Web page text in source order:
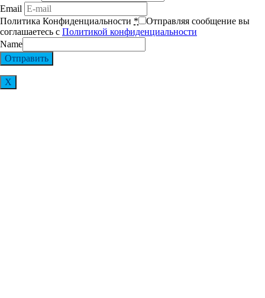
Email
Политика Конфиденциальности *
Отправляя сообщение вы
соглашаетесь с Политикой конфиденциальности
Name
Отправить
Х